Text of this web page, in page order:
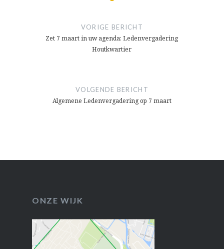
VORIGE BERICHT
Zet 7 maart in uw agenda: Ledenvergadering
Houtkwartier
VOLGENDE BERICHT
Algemene Ledenvergadering op 7 maart
ONZE WIJK